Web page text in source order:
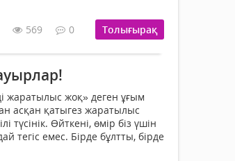
569 0 Толығырақ
жара­тылыс жоқ» деген ұғым
асқан қатыгез жаратылыс
түсінік. Өйткені, өмір біз үшін
тегіс емес. Бірде бұлтты, бірде